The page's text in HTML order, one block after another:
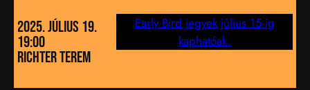
2025. Július 19.
19:00
richter terem
Early Bird jegyek július 15-ig
kaphatóak.